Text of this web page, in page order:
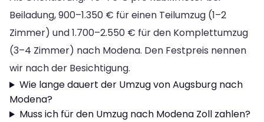
Beiladung, 900–1.350 € für einen Teilumzug (1–2
Zimmer) und 1.700–2.550 € für den Komplettumzug
(3–4 Zimmer) nach Modena. Den Festpreis nennen
wir nach der Besichtigung.
Wie lange dauert der Umzug von Augsburg nach
Modena?
Muss ich für den Umzug nach Modena Zoll zahlen?